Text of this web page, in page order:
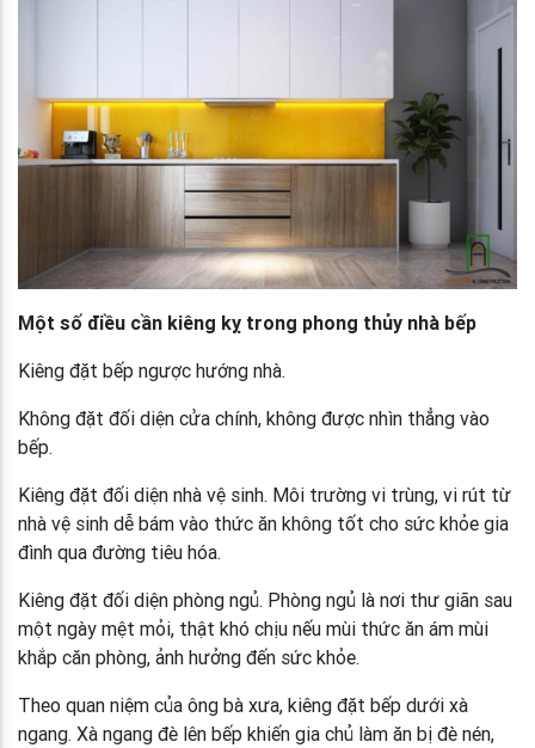
Một số điều cần kiêng kỵ trong phong thủy nhà bếp
Kiêng đặt bếp ngược hướng nhà.
Không đặt đối diện cửa chính, không được nhìn thẳng vào
bếp.
Kiêng đặt đối diện nhà vệ sinh. Môi trường vi trùng, vi rút từ
nhà vệ sinh dễ bám vào thức ăn không tốt cho sức khỏe gia
đình qua đường tiêu hóa.
Kiêng đặt đối diện phòng ngủ. Phòng ngủ là nơi thư giãn sau
một ngày mệt mỏi, thật khó chịu nếu mùi thức ăn ám mùi
khắp căn phòng, ảnh hưởng đến sức khỏe.
Theo quan niệm của ông bà xưa, kiêng đặt bếp dưới xà
ngang. Xà ngang đè lên bếp khiến gia chủ làm ăn bị đè nén,